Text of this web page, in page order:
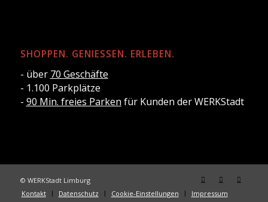
SHOPPEN. GENIESSEN. ERLEBEN.
- über 70 Geschäfte
- 1.100 Parkplätze
- 90 Min. freies Parken für Kunden der WERKStadt
© WERKStadt Limburg
Kontakt
Datenschutz Cookie-Einstellungen Impressum